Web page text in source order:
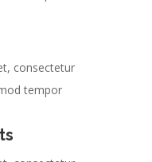
consectetur
tempor